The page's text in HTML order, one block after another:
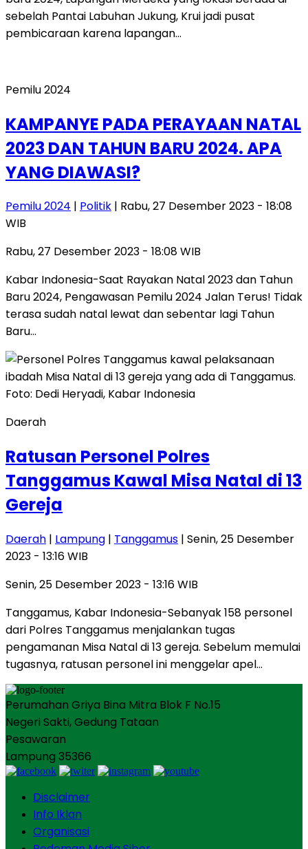
sebelah Pantai Labuhan Jukung, Krui jadi pusat
pembicaraan karena lapangan…
Pemilu 2024
KAMPANYE PADA PERAYAAN NATAL
2023 DAN TAHUN BARU 2024. APA
YANG DIAWASI?
Pemilu 2024 | Politik | Rabu, 27 Desember 2023 - 18:08
WIB
Rabu, 27 Desember 2023 - 18:08 WIB
Kabar Indonesia-Saat Rayakan Natal 2023 dan Tahun
Baru 2024, Pengawasan Pemilu 2024 Jalan Terus! Tidak
terasa sudah natal lewat dan sebentar lagi Tahun
Baru…
Daerah
Ratusan Personel Polres
Tanggamus Kawal Misa Natal di 13
Gereja
Daerah | Lampung | Tanggamus | Senin, 25 Desember
2023 - 13:16 WIB
Senin, 25 Desember 2023 - 13:16 WIB
Tanggamus, Kabar Indonesia-Sebanyak 158 personel
dari Polres Tanggamus menjalankan tugas
pengamanan Misa Natal di 13 gereja. Sebelum memulai
tugasnya, ratusan personel ini menggelar apel…
Perumahan Griya Bina Mitra Blok F No.15
Negeri Sakti, Gedung Tataan
Pesawaran
Lampung 35366
Disclaimer
Info Iklan
Organisasi